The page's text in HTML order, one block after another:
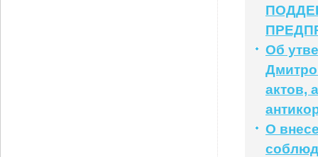
Об
актов,
О